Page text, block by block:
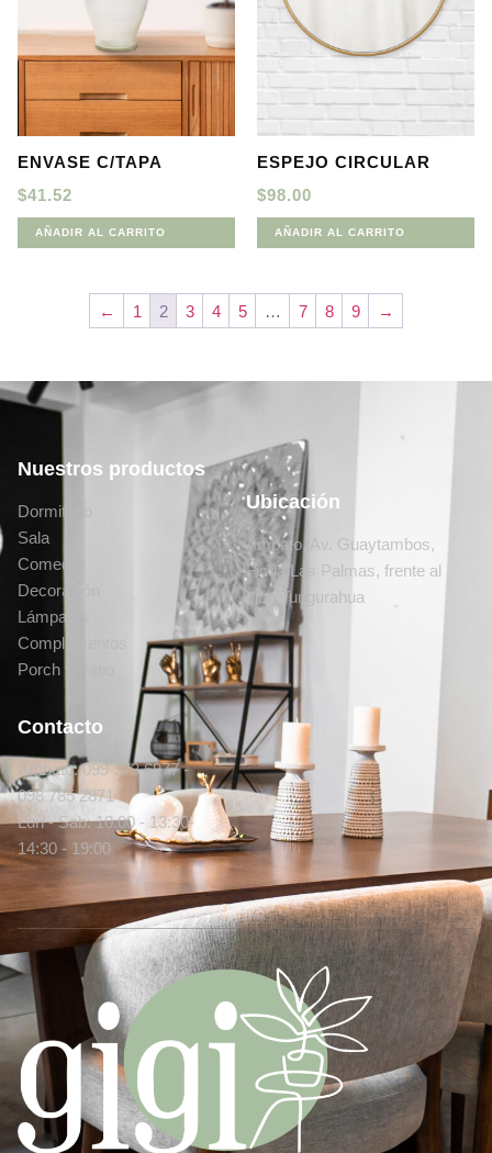
ENVASE C/TAPA
$41.52
AÑADIR AL CARRITO
ESPEJO CIRCULAR
$98.00
AÑADIR AL CARRITO
← 1 2 3 4 5 … 7 8 9 →
Nuestros productos
Dormitorio
Sala
Comedor
Decoración
Lámparas
Complementos
Porch y Patio
Ubicación
Ambato, Av. Guaytambos,
Ficoa Las Palmas, frente al
club Tungurahua
Contacto
Ambato: 099 373 6977 -
098 785 2871
Lun - Sab: 10:00 - 13:30-
14:30 - 19:00